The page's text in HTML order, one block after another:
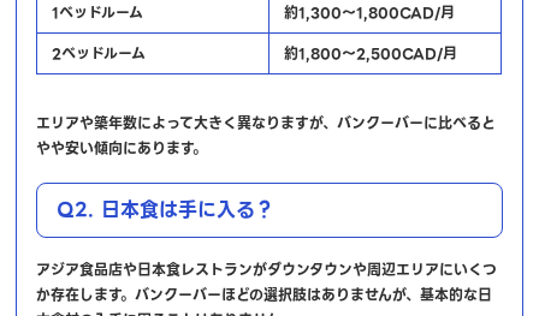
1ベッドルーム
約1,300〜1,800CAD/月
2ベッドルーム
約1,800〜2,500CAD/月
エリアや築年数によって大きく異なりますが、バンクーバーに比べると
やや安い傾向にあります。
Q2. 日本食は手に入る？
アジア食品店や日本食レストランがダウンタウンや周辺エリアにいくつ
か存在します。バンクーバーほどの選択肢はありませんが、基本的な日